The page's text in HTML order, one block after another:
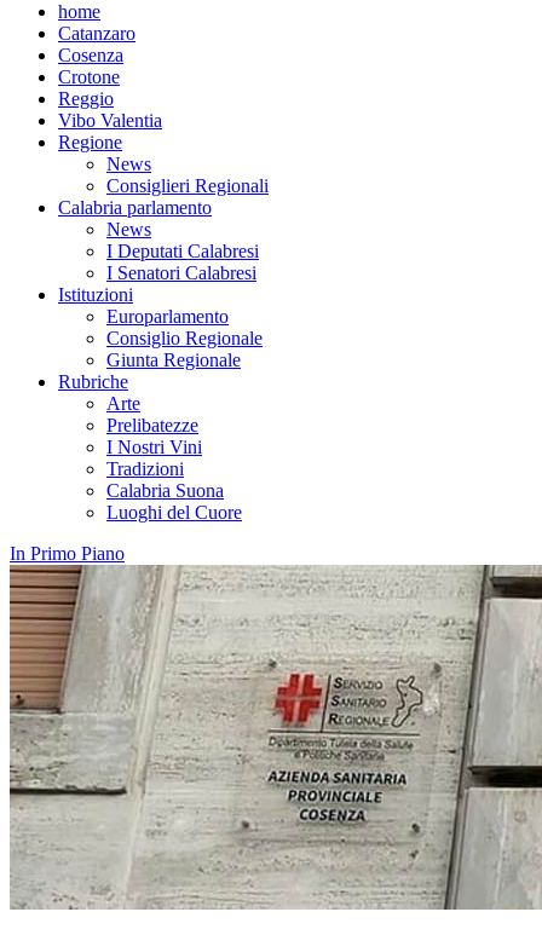
home
Catanzaro
Cosenza
Crotone
Reggio
Vibo Valentia
Regione
News
Consiglieri Regionali
Calabria parlamento
News
I Deputati Calabresi
I Senatori Calabresi
Istituzioni
Europarlamento
Consiglio Regionale
Giunta Regionale
Rubriche
Arte
Prelibatezze
I Nostri Vini
Tradizioni
Calabria Suona
Luoghi del Cuore
In Primo Piano